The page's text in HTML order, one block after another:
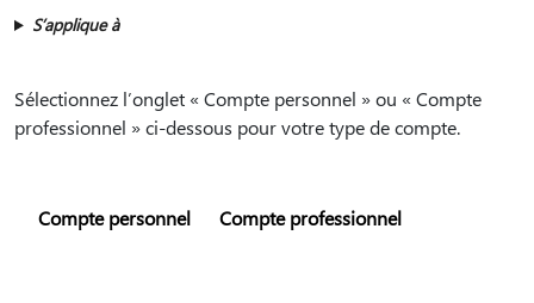
S’applique à
Sélectionnez l’onglet « Compte personnel » ou « Compte
professionnel » ci-dessous pour votre type de compte.
Compte personnel Compte professionnel